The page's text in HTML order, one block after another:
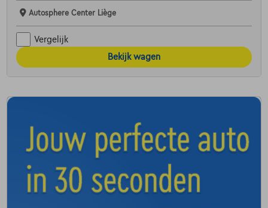
Autosphere Center Liège
Vergelijk
Bekijk wagen